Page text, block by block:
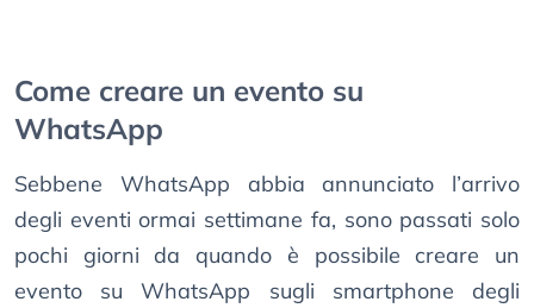
Come creare un evento su
WhatsApp
Sebbene WhatsApp abbia annunciato l’arrivo
degli eventi ormai settimane fa, sono passati solo
pochi giorni da quando è possibile creare un
evento su WhatsApp sugli smartphone degli